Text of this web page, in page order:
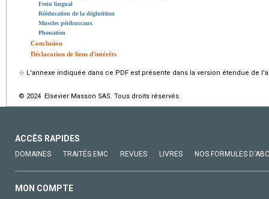
Frein lingual
Rééducation de la déglutition
Muscles péribuccaux
Phonation
Conclusion
Déclaration de liens d'intérêts
☆ L'annexe indiquée dans ce PDF est présente dans la version étendue de
© 2024 Elsevier Masson SAS. Tous droits réservés.
ACCÈS RAPIDES
DOMAINES TRAITÉS EMC REVUES LIVRES NOS FORMULES
MON COMPTE